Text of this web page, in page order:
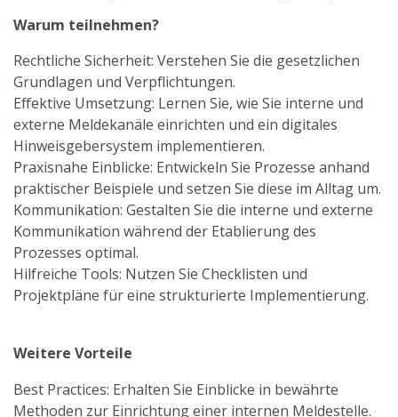
Warum teilnehmen?
Rechtliche Sicherheit: Verstehen Sie die gesetzlichen
Grundlagen und Verpflichtungen.
Effektive Umsetzung: Lernen Sie, wie Sie interne und
externe Meldekanäle einrichten und ein digitales
Hinweisgebersystem implementieren.
Praxisnahe Einblicke: Entwickeln Sie Prozesse anhand
praktischer Beispiele und setzen Sie diese im Alltag um.
Kommunikation: Gestalten Sie die interne und externe
Kommunikation während der Etablierung des
Prozesses optimal.
Hilfreiche Tools: Nutzen Sie Checklisten und
Projektpläne für eine strukturierte Implementierung.
Weitere Vorteile
Best Practices: Erhalten Sie Einblicke in bewährte
Methoden zur Einrichtung einer internen Meldestelle.